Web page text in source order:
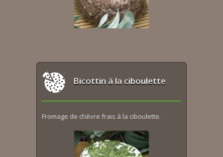
Bicottin à la ciboulette
Fromage de chèvre frais à la ciboulette.